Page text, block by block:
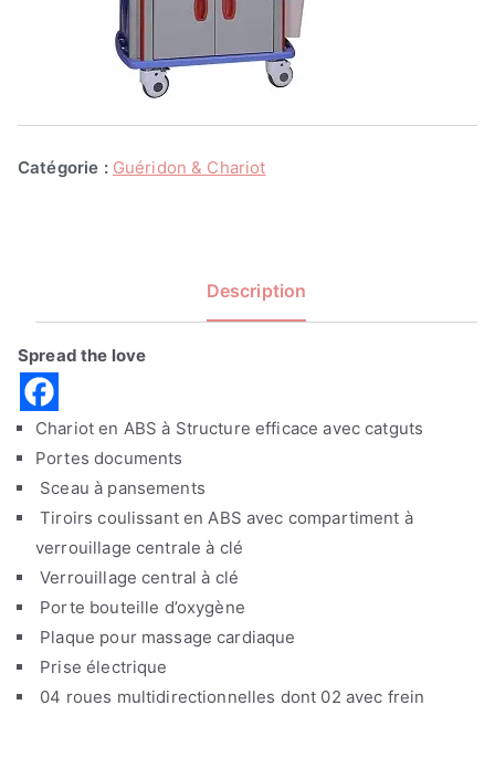
Catégorie : Guéridon & Chariot
Description
Spread the love
Chariot en ABS à Structure efficace avec catguts
Portes documents
Sceau à pansements
Tiroirs coulissant en ABS avec compartiment à
verrouillage centrale à clé
Verrouillage central à clé
Porte bouteille d’oxygène
Plaque pour massage cardiaque
Prise électrique
04 roues multidirectionnelles dont 02 avec frein